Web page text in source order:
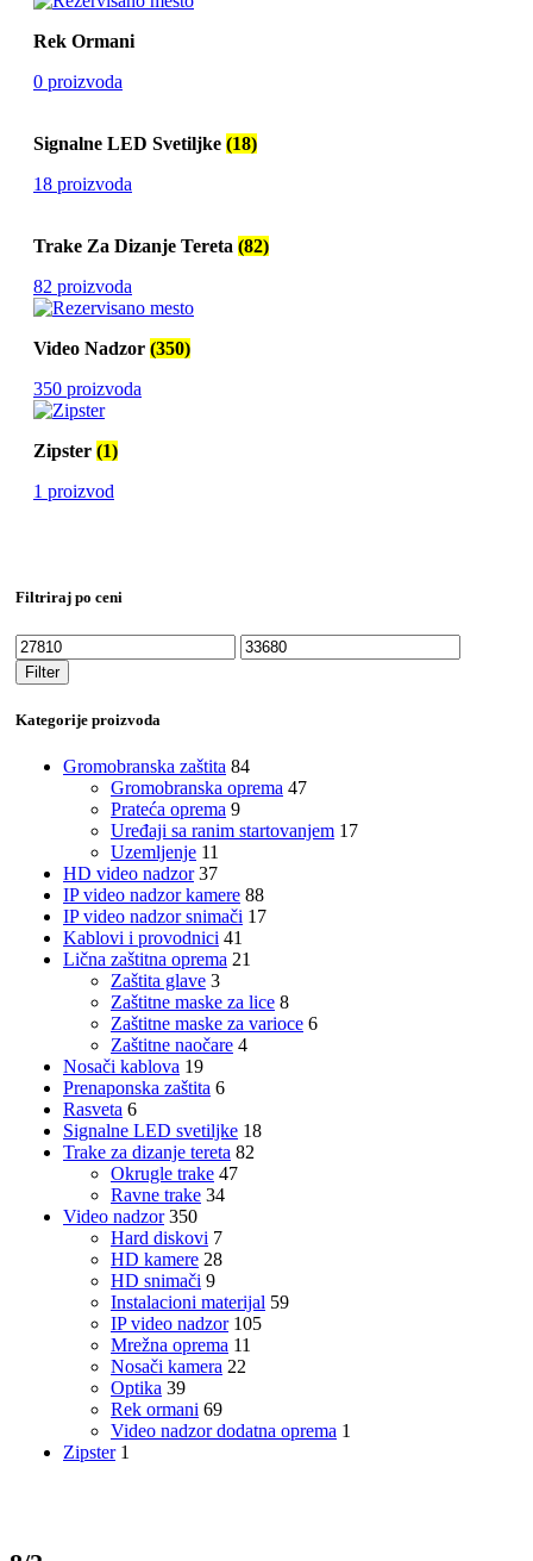
Rek Ormani
0 proizvoda
Signalne LED Svetiljke (18)
18 proizvoda
Trake Za Dizanje Tereta (82)
82 proizvoda
Video Nadzor (350)
350 proizvoda
Zipster (1)
1 proizvod
Filtriraj po ceni
Minimalna
cena
Maksimalna
cena
Filter
Kategorije proizvoda
Gromobranska zaštita 84
Gromobranska oprema 47
Prateća oprema 9
Uređaji sa ranim startovanjem 17
Uzemljenje 11
HD video nadzor 37
IP video nadzor kamere 88
IP video nadzor snimači 17
Kablovi i provodnici 41
Lična zaštitna oprema 21
Zaštita glave 3
Zaštitne maske za lice 8
Zaštitne maske za varioce 6
Zaštitne naočare 4
Nosači kablova 19
Prenaponska zaštita 6
Rasveta 6
Signalne LED svetiljke 18
Trake za dizanje tereta 82
Okrugle trake 47
Ravne trake 34
Video nadzor 350
Hard diskovi 7
HD kamere 28
HD snimači 9
Instalacioni materijal 59
IP video nadzor 105
Mrežna oprema 11
Nosači kamera 22
Optika 39
Rek ormani 69
Video nadzor dodatna oprema 1
Zipster 1